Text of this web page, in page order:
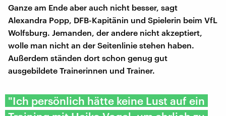
Ganze am Ende aber auch nicht besser, sagt
Alexandra Popp, DFB-Kapitänin und Spielerin beim VfL
Wolfsburg. Jemanden, der andere nicht akzeptiert,
wolle man nicht an der Seitenlinie stehen haben.
Außerdem ständen dort schon genug gut
ausgebildete Trainerinnen und Trainer.
"Ich persönlich hätte keine Lust auf ein